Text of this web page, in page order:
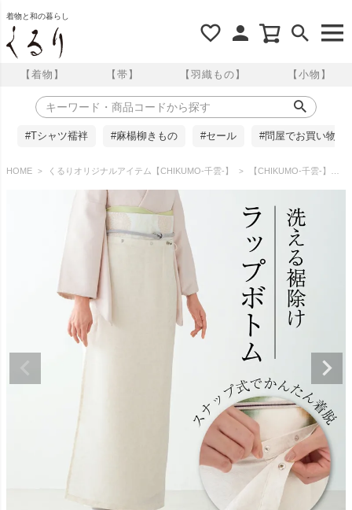
着物と和の暮らし
【着物】 【帯】 【羽織もの】 【小物】
#Tシャツ襦袢 #麻楊柳きもの #セール #問屋でお買い物
HOME くるりオリジナルアイテム【CHIKUMO-千雲-】 【CHIKUMO-千雲-】はっ水ラップボトム更紗 オフホワイト スナップ式 晴雨兼用 洗える裾除け 雨コート くるり